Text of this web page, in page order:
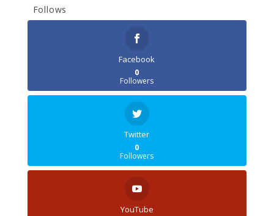
Follows
Facebook
0
Followers
Twitter
0
Followers
YouTube